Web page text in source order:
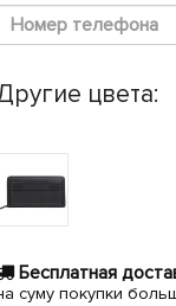
цвета:
Бесплатная
суму покупки